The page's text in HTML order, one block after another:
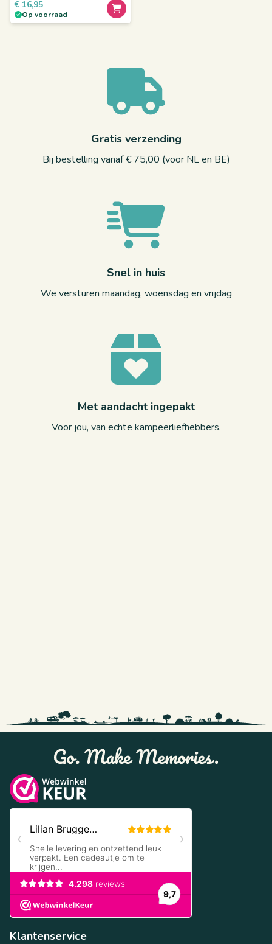
Op voorraad
€ 16,95
Gratis verzending
Bij bestelling vanaf € 75,00 (voor NL en BE)
Snel in huis
We versturen maandag, woensdag en vrijdag
Met aandacht ingepakt
Voor jou, van echte kampeerliefhebbers.
Klantenservice